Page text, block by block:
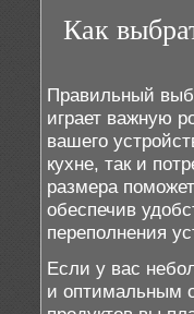
Как
Правильный
играет важную
вашего
кухне, так и
размера
обеспечив
переполнения
Если у вас
и оптимальным